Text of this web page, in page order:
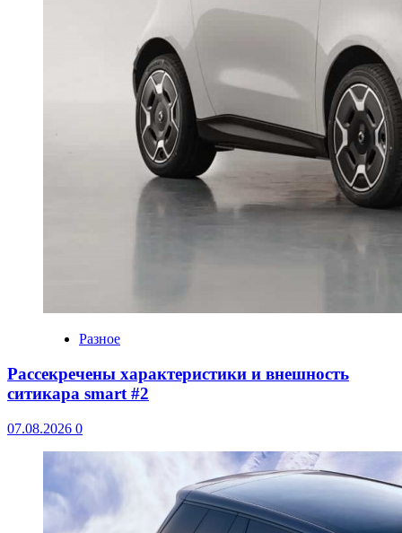
Разное
Рассекречены характеристики и внешность
ситикара smart #2
07.08.2026 0